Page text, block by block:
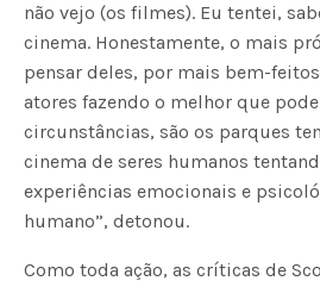
não vejo (os filmes). Eu tentei,
cinema. Honestamente, o mais
pensar deles, por mais bem-
atores fazendo o melhor que
circunstâncias, são os parques
cinema de seres humanos
experiências emocionais e
humano”, detonou.
Como toda ação, as críticas de